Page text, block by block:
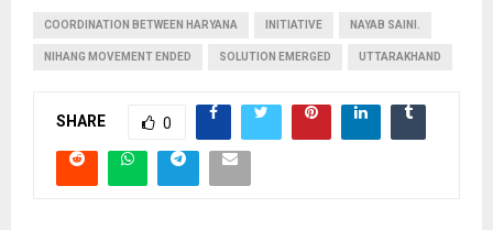
COORDINATION BETWEEN HARYANA INITIATIVE NAYAB SAINI.
NIHANG MOVEMENT ENDED SOLUTION EMERGED UTTARAKHAND
SHARE 0